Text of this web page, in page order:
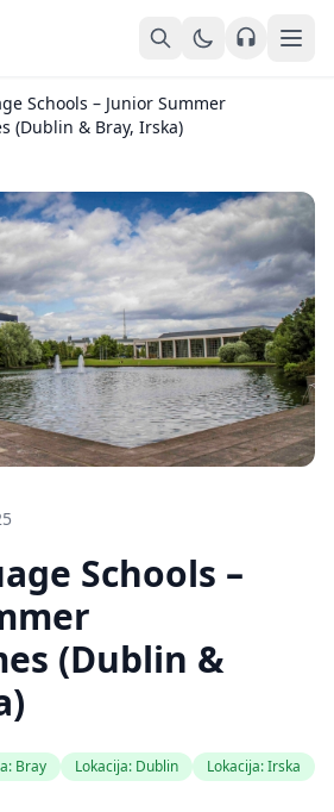
Schools – Junior Summer
(Dublin & Bray, Irska)
Schools –
(Dublin &
Bray Lokacija: Dublin Lokacija: Irska